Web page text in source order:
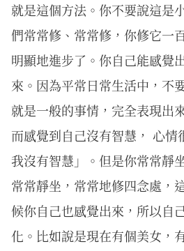
就是這個方法。你不要說這是
們常常修、常常修，你修它一
明顯地進步了。你自己能感覺
來。因為平常日常生活中，不
就是一般的事情，完全表現出
而感覺到自己沒有智慧， 心情
我沒有智慧」。但是你常常靜
常常靜坐，常常地修四念處，
候你自己也感覺出來，所以自
化。比如說是現在有個美女，